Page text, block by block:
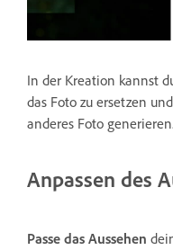
In der Kreation kannst
das Foto zu ersetzen
anderes Foto generieren.
Anpassen des
Passe das Aussehen